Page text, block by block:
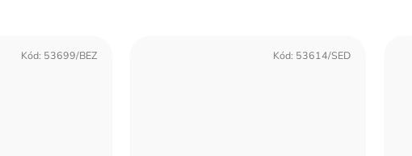
Kód: 53699/BEZ Kód: 53614/SED